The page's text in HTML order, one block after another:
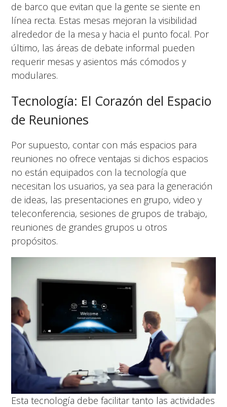
de barco que evitan que la gente se siente en
línea recta. Estas mesas mejoran la visibilidad
alrededor de la mesa y hacia el punto focal. Por
último, las áreas de debate informal pueden
requerir mesas y asientos más cómodos y
modulares.
Tecnología: El Corazón del Espacio
de Reuniones
Por supuesto, contar con más espacios para
reuniones no ofrece ventajas si dichos espacios
no están equipados con la tecnología que
necesitan los usuarios, ya sea para la generación
de ideas, las presentaciones en grupo, video y
teleconferencia, sesiones de grupos de trabajo,
reuniones de grandes grupos u otros
propósitos.
Esta tecnología debe facilitar tanto las actividades